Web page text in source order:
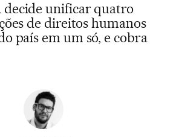
decide unificar quatro
de direitos humanos
país em um só, e cobra